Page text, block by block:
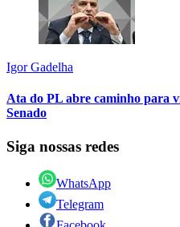
Igor Gadelha
Ata do PL abre caminho para
Senado
Siga nossas redes
WhatsApp
Telegram